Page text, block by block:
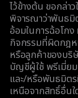
ไว้ข้างต้น ขอกล่า
พิจารณาว่าพันธมิ
อ้อมในการฉ้อโก
กิจกรรมที่ผิดกฎห
หรือลูกค้าของบริ
บัญชีผู้ใช้ พรีเมี่
และ/หรือพันธมิต
เหนือจากสิทธิ์อื่น